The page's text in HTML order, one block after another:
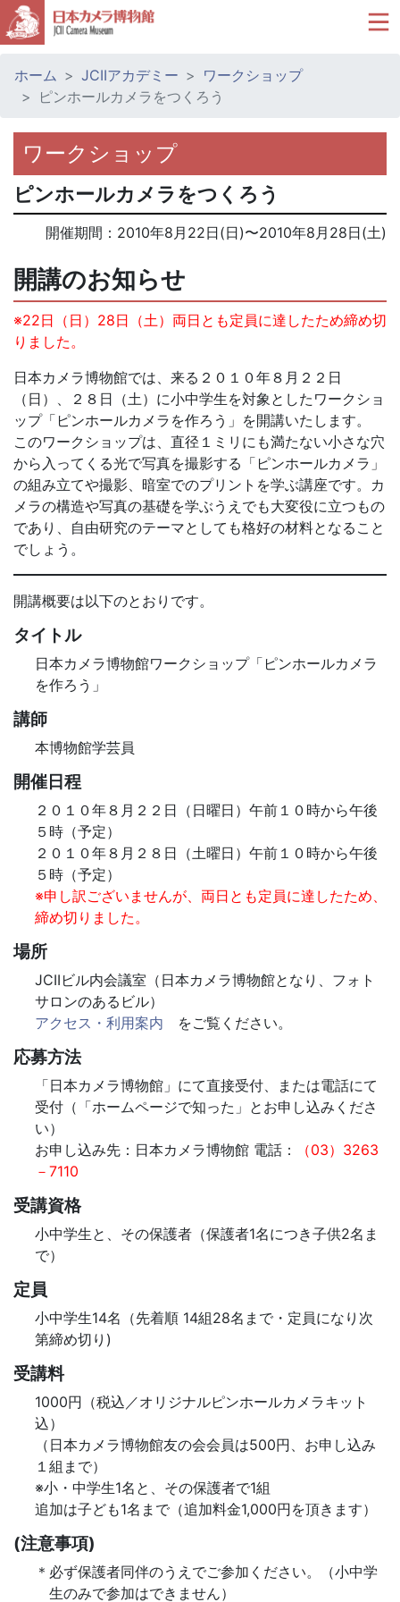
ホーム JCIIアカデミー
ワークショップ
ピンホールカメラをつくろう
ワークショップ
ピンホールカメラをつくろう
開催期間： 2010年8月22日(日)〜2010年8月28日(土)
開講のお知らせ
※22日（日）28日（土）両日とも定員に達したため締め切
りました。
日本カメラ博物館では、来る２０１０年８月２２日
（日）、２８日（土）に小中学生を対象としたワークショ
ップ「ピンホールカメラを作ろう」を開講いたします。
このワークショップは、直径１ミリにも満たない小さな穴
から入ってくる光で写真を撮影する「ピンホールカメラ」
の組み立てや撮影、暗室でのプリントを学ぶ講座です。カ
メラの構造や写真の基礎を学ぶうえでも大変役に立つもの
であり、自由研究のテーマとしても格好の材料となること
でしょう。
開講概要は以下のとおりです。
タイトル
日本カメラ博物館ワークショップ「ピンホールカメラ
を作ろう」
講師
本博物館学芸員
開催日程
２０１０年８月２２日（日曜日）午前１０時から午後
５時（予定）
２０１０年８月２８日（土曜日）午前１０時から午後
５時（予定）
※申し訳ございませんが、両日とも定員に達したため、
締め切りました。
場所
JCIIビル内会議室（日本カメラ博物館となり、フォト
サロンのあるビル）
アクセス・利用案内 をご覧ください。
応募方法
「日本カメラ博物館」にて直接受付、または電話にて
受付（「ホームページで知った」とお申し込みくださ
い）
お申し込み先：日本カメラ博物館 電話：
（03）3263
－7110
受講資格
小中学生と、その保護者（保護者1名につき子供2名ま
で）
定員
小中学生14名（先着順 14組28名まで・定員になり次
第締め切り)
受講料
1000円（税込／オリジナルピンホールカメラキット
込）
（日本カメラ博物館友の会会員は500円、お申し込み
１組まで）
※小・中学生1名と、その保護者で1組
追加は子ども1名まで（追加料金1,000円を頂きます）
(注意事項)
必ず保護者同伴のうえでご参加ください。（小中学
生のみで参加はできません）